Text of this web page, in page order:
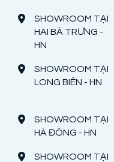
SHOWROOM TẠI
HAI BÀ TRƯNG -
HN
SHOWROOM TẠI
LONG BIÊN - HN
SHOWROOM TẠI
HÀ ĐÔNG - HN
SHOWROOM TẠI